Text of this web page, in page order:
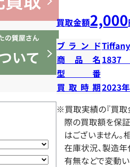
買取金額2,000
ブランド
商品名 1837
型番
買取時期2023
※買取実績の『買取
際の買取額を保
はございません。
在庫状況、製造年
有無などで変動い